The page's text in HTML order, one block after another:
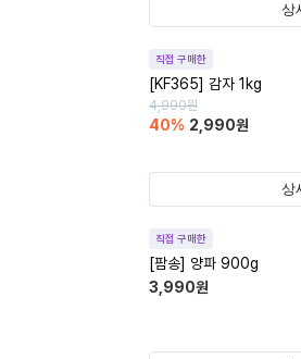
상
직접 구매한
[KF365] 감자 1kg
4,990원
40% 2,990원
상
직접 구매한
[팜송] 양파 900g
3,990원